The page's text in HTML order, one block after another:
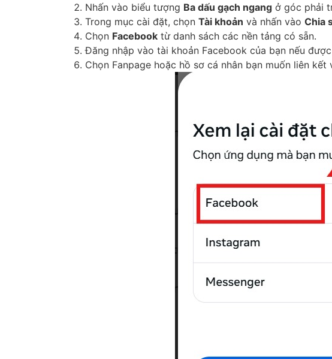
Nhấn vào biểu tượng Ba dấu gạch ngang ở góc phải
Trong mục cài đặt, chọn Tài khoản và nhấn vào Chia
Chọn Facebook từ danh sách các nền tảng có sẵn.
Đăng nhập vào tài khoản Facebook của bạn nếu
Chọn Fanpage hoặc hồ sơ cá nhân bạn muốn liên kết